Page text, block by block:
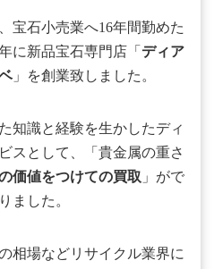
宝石小売業へ16年間勤めた
に新品宝石専門店「 ディア
」を創業致しました。
知識と経験を生かしたディ
スとして、「貴金属の重さ
価値をつけての買取 」がで
ました。
相場などリサイクル業界に